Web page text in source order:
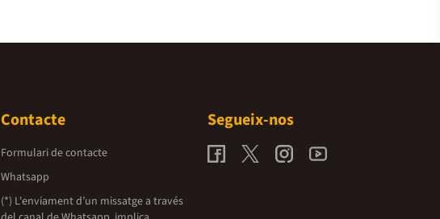
Contacte
Formulari de contacte
Whatsapp
(*) L'enviament d’un missatge a través
Segueix-nos